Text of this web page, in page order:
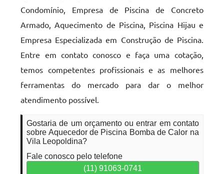
Condomínio, Empresa de Piscina de Concreto
Armado, Aquecimento de Piscina, Piscina Hijau e
Empresa Especializada em Construção de Piscina.
Entre em contato conosco e faça uma cotação,
temos competentes profissionais e as melhores
ferramentas do mercado para dar o melhor
atendimento possível.
Gostaria de um orçamento ou entrar em contato
sobre Aquecedor de Piscina Bomba de Calor na
Vila Leopoldina?
Fale conosco pelo telefone
(11) 91063-0741